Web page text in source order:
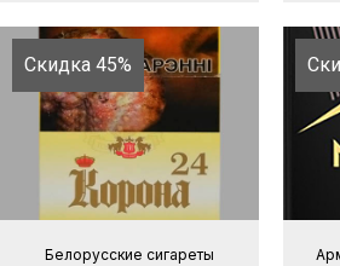
Скидка 45%
Белорусские сигареты